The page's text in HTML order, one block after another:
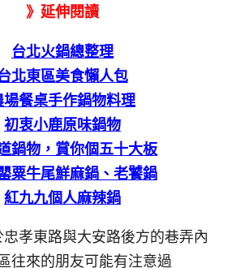
》延伸閱讀
台北火鍋總整理
北東區美食懶人包
場餐桌手作鍋物料理
初衷小鹿原味鍋物
鍋物，賞你個五十大板
粟牛尾鮮麻鍋、老饕鍋
紅九九個人麻辣鍋
孝東路與大安路後方的巷弄內
往來的朋友可能有注意過